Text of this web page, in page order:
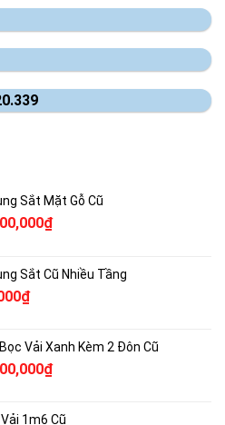
Sắt Mặt Gỗ Cũ
₫Giá
là:
Sắt Cũ Nhiều Tầng
₫Giá
là:
750,000₫.
Vải Xanh Kèm 2 Đôn Cũ
₫Giá
1m6 Cũ